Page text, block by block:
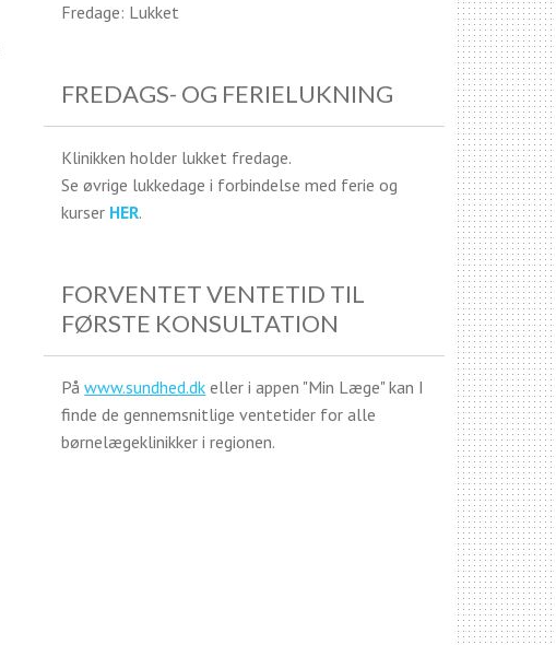
Fredage: Lukket
FREDAGS- OG FERIELUKNING
Klinikken holder lukket fredage.
Se øvrige lukkedage i forbindelse med ferie og
kurser HER.
FORVENTET VENTETID TIL
FØRSTE KONSULTATION
Påwww.sundhed.dk eller i appen "Min Læge" kan I
finde de gennemsnitlige ventetider for alle
børnelægeklinikker i regionen.